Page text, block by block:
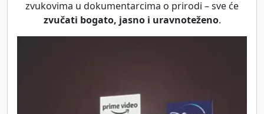
zvukovima u dokumentarcima o prirodi – sve će
zvučati bogato, jasno i uravnoteženo.